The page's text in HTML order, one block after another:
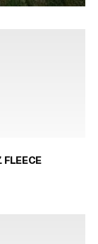
FLEECE